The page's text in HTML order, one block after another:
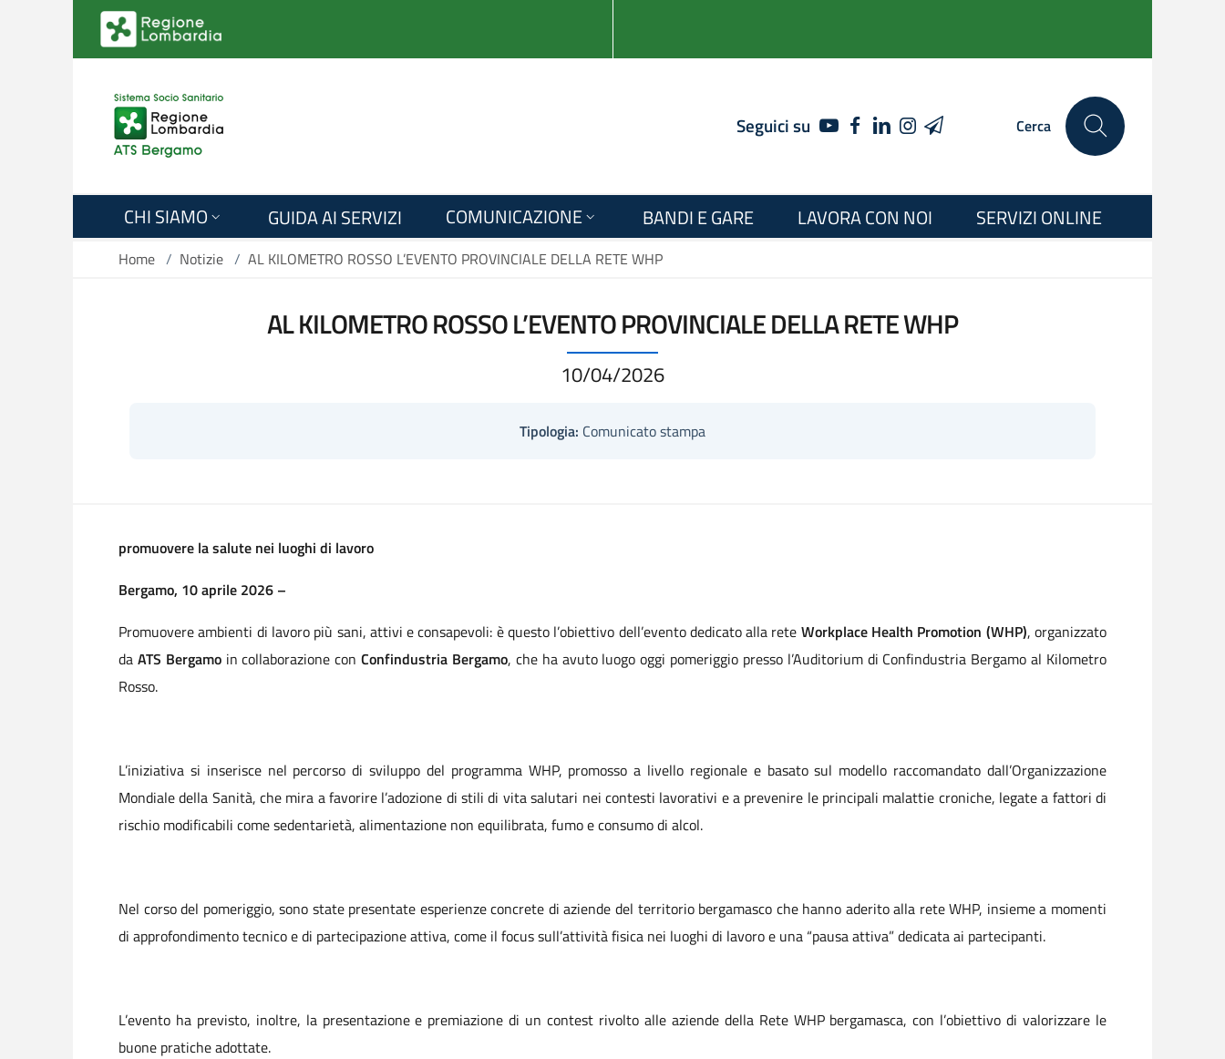
Salta al contenuto principale
Seguici su YOUTUBEFACEBOOK
LINKEDIN
INSTAGRAM
TELEGRAM Cerca
CHI SIAMO GUIDA AI SERVIZI COMUNICAZIONE BANDI E GARE LAVORA CON NOI SERVIZI ONLINE
Home / Notizie / AL KILOMETRO ROSSO L’EVENTO PROVINCIALE DELLA RETE WHP
AL KILOMETRO ROSSO L’EVENTO PROVINCIALE DELLA RETE WHP
10/04/2026
Tipologia: Comunicato stampa
promuovere la salute nei luoghi di lavoro
Bergamo, 10 aprile 2026 –
Promuovere ambienti di lavoro più sani, attivi e consapevoli: è questo l’obiettivo dell’evento dedicato alla rete Workplace Health Promotion (WHP), organizzato
da ATS Bergamoin collaborazione conConfindustria Bergamo, che ha avuto luogo oggi pomeriggio presso l’Auditorium di Confindustria Bergamo al Kilometro
Rosso.
L’iniziativa si inserisce nel percorso di sviluppo del programma WHP, promosso a livello regionale e basato sul modello raccomandato dall’Organizzazione
Mondiale della Sanità, che mira a favorire l’adozione di stili di vita salutari nei contesti lavorativi e a prevenire le principali malattie croniche, legate a fattori di
rischio modificabili come sedentarietà, alimentazione non equilibrata, fumo e consumo di alcol.
Nel corso del pomeriggio, sono state presentate esperienze concrete di aziende del territorio bergamasco che hanno aderito alla rete WHP, insieme a momenti
di approfondimento tecnico e di partecipazione attiva, come il focus sull’attività fisica nei luoghi di lavoro e una “pausa attiva” dedicata ai partecipanti.
L’evento ha previsto, inoltre, la presentazione e premiazione di un contest rivolto alle aziende della Rete WHP bergamasca, con l’obiettivo di valorizzare le
buone pratiche adottate.